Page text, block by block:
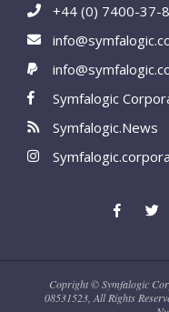
+44 (0) 7400-37-
Symfalogic
Symfalogic.News
Copright © Symfalogic
08531523, All Rights